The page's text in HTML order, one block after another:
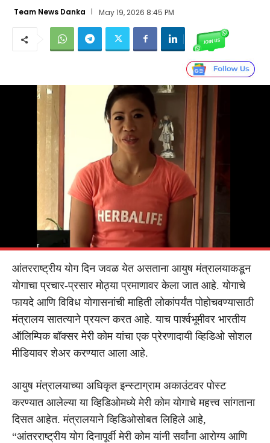
Team News Danka May 19, 2026 8:45 PM
आंतरराष्ट्रीय योग दिन जवळ येत असताना आयुष मंत्रालयाकडून
योगाचा प्रचार-प्रसार मोठ्या प्रमाणावर केला जात आहे. योगाचे
फायदे आणि विविध योगासनांची माहिती लोकांपर्यंत पोहोचवण्यासाठी
मंत्रालय सातत्याने प्रयत्न करत आहे. याच पार्श्वभूमीवर भारतीय
ऑलिम्पिक बॉक्सर मेरी कोम यांचा एक प्रेरणादायी व्हिडिओ सोशल
मीडियावर शेअर करण्यात आला आहे.
आयुष मंत्रालयाच्या अधिकृत इन्स्टाग्राम अकाउंटवर पोस्ट
करण्यात आलेल्या या व्हिडिओमध्ये मेरी कोम योगाचे महत्त्व सांगताना
दिसत आहेत. मंत्रालयाने व्हिडिओसोबत लिहिले आहे,
“आंतरराष्ट्रीय योग दिनापूर्वी मेरी कोम यांनी सर्वांना आरोग्य आणि